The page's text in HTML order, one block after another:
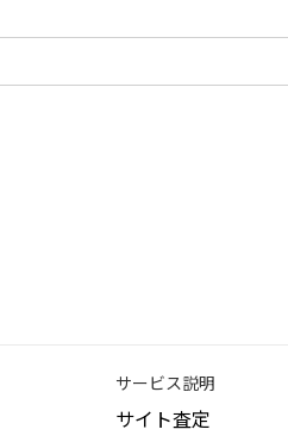
サービス説明
サイト査定